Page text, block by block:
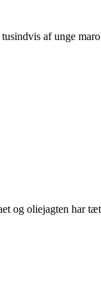
af unge
og oliejagten har